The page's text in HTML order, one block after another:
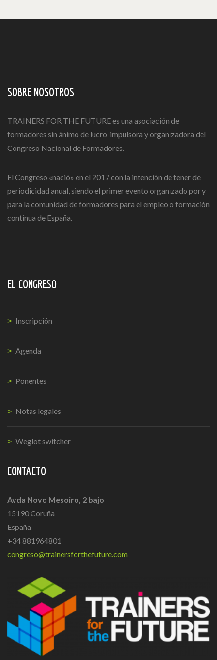
SOBRE NOSOTROS
TRAINERS FOR THE FUTURE es una asociación de
formadores sin ánimo de lucro, impulsora y organizadora del
Congreso Nacional de Formadores.
El Congreso «nació» en el 2017 con la intención de tener de
periodicidad anual, siendo el primer evento organizado por y
para la comunidad de formadores para el empleo o formación
continua de España.
EL CONGRESO
Inscripción
Agenda
Ponentes
Notas legales
Weglot switcher
CONTACTO
Avda Novo Mesoiro, 2 bajo
15190 Coruña
España
+34 881964801
congreso@trainersforthefuture.com